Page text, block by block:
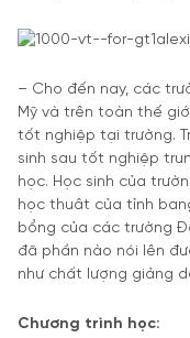
– Cho đến nay, các
Mỹ và trên toàn thế
tốt nghiệp tại trường.
sinh sau tốt nghiệp
học. Học sinh của
học thuât của tỉnh
bổng của các trường
đã phần nào nói lên
như chất lượng giảng
Chương trình học: